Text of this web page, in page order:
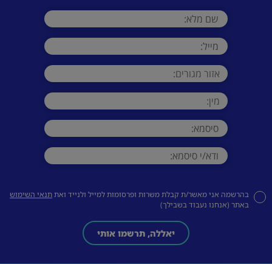
בהרשמה אני מאשר/ת קבלת משרות ופרסומות למייל ולנייד ואתתנאי השימוש
באתר (אנחנו נעבוד בשבילך)
יאללה, תרשמו אותי